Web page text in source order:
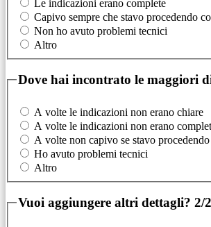
Le indicazioni erano complete
Capivo sempre che stavo procedendo
Non ho avuto problemi tecnici
Altro
Dove hai incontrato le maggiori
A volte le indicazioni non erano chiare
A volte le indicazioni non erano
A volte non capivo se stavo
Ho avuto problemi tecnici
Altro
Vuoi aggiungere altri dettagli? 2/2